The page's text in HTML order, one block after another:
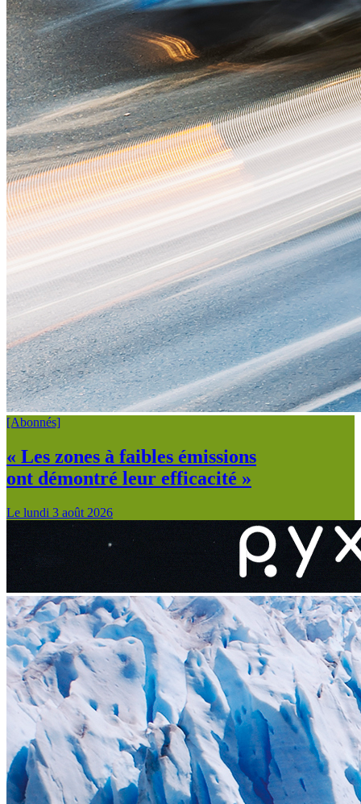
[Abonnés]
« Les zones à faibles émissions
ont démontré leur efficacité »
Le lundi 3 août 2026